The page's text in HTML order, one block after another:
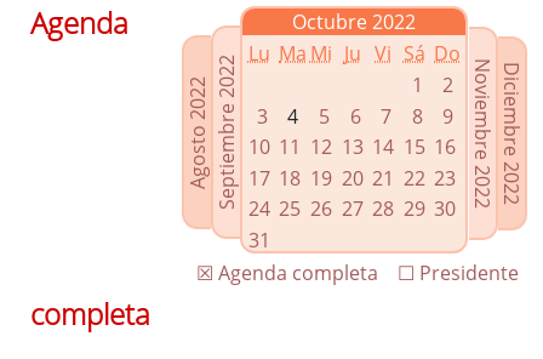
Grupos Políticos
Enlaces relacionados
Agenda de Presidencia
Plenos provinciales y Juntas de gobierno
Oficina de Proyectos Europeos
Agosto 2022Septiembre 2022
Octubre 2022
Lu Ma Mi Ju Vi Sá Do
1
2
3
4 5 6 7 8
9
10 11 12 13 14 15 16
17 18 19 20 21 22 23
24 25 26 27 28 29 30
31
Diciembre 2022
Noviembre 2022
☐ Presidente
☒ Agenda completa
Agenda
completa